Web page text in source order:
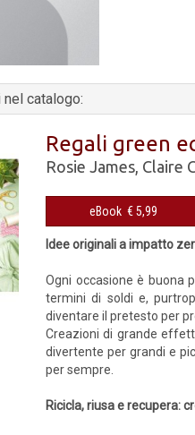
catalogo:
Regali green
Rosie James Claire
eBook € 5,99
Idee originali a impatto
Ogni occasione è buona
termini di soldi e,
diventare il pretesto per
Creazioni di grande
divertente per grandi e
per sempre.
Ricicla, riusa e recupera: